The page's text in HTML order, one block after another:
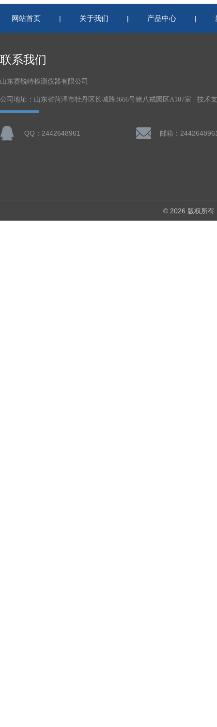
网站首页 | 关于我们 | 产品中心 |
联系我们
山东赛锐特检测仪器有限公司
公司地址：山东省菏泽市牡丹区长城路3666号猪八戒园区A107室 技术
QQ：2442648961 邮箱：
© 2026 版权所